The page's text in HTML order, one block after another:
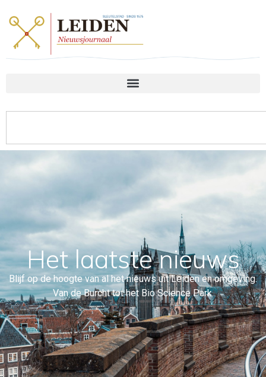
Het laatste nieuws
Blijf op de hoogte van al het nieuws uit Leiden en omgeving.
Van de Burcht tot het Bio Science Park.